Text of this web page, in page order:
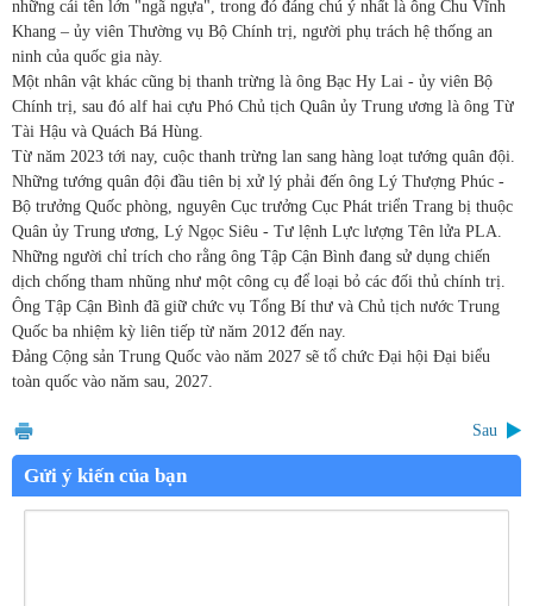
những cái tên lớn "ngã ngựa", trong đó đáng chú ý nhất là ông Chu Vĩnh
Khang – ủy viên Thường vụ Bộ Chính trị, người phụ trách hệ thống an
ninh của quốc gia này.
Một nhân vật khác cũng bị thanh trừng là ông Bạc Hy Lai - ủy viên Bộ
Chính trị, sau đó alf hai cựu Phó Chủ tịch Quân ủy Trung ương là ông Từ
Tài Hậu và Quách Bá Hùng.
Từ năm 2023 tới nay, cuộc thanh trừng lan sang hàng loạt tướng quân đội.
Những tướng quân đội đầu tiên bị xử lý phải đến ông Lý Thượng Phúc -
Bộ trưởng Quốc phòng, nguyên Cục trưởng Cục Phát triển Trang bị thuộc
Quân ủy Trung ương, Lý Ngọc Siêu - Tư lệnh Lực lượng Tên lửa PLA.
Những người chỉ trích cho rằng ông Tập Cận Bình đang sử dụng chiến
dịch chống tham nhũng như một công cụ để loại bỏ các đối thủ chính trị.
Ông Tập Cận Bình đã giữ chức vụ Tổng Bí thư và Chủ tịch nước Trung
Quốc ba nhiệm kỳ liên tiếp từ năm 2012 đến nay.
Đảng Cộng sản Trung Quốc vào năm 2027 sẽ tổ chức Đại hội Đại biểu
toàn quốc vào năm sau, 2027.
Sau
Gửi ý kiến của bạn